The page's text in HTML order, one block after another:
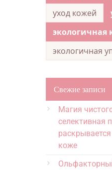
уход кожей
экологичная
экологичная
Свежие записи
Магия
селективная
коже